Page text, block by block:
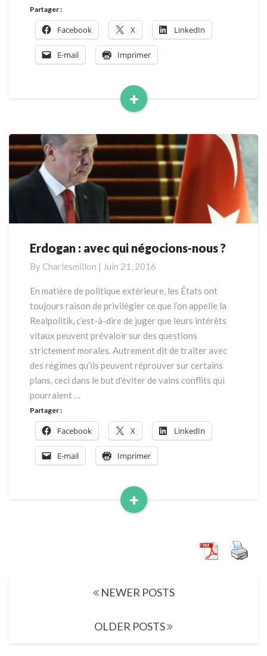
+
Read
Partager :
Facebook X LinkedIn
E-mail Imprimer
Erdogan
avec
qui
nous
?
Erdogan : avec qui négocions-nous ?
By Charlesmillon | Juin 21, 2016
En matière de politique extérieure, les États ont
toujours raison de privilégier ce que l’on appelle la
Realpolitik, c’est-à-dire de juger que leurs intérêts
vitaux peuvent prévaloir sur des questions
strictement morales. Autrement dit de traiter avec
des régimes qu’ils peuvent réprouver sur certains
plans, ceci dans le but d’éviter de vains conflits qui
pourraient …
+
Read
Partager :
Facebook X LinkedIn
E-mail Imprimer
NEWER POSTS
OLDER POSTS